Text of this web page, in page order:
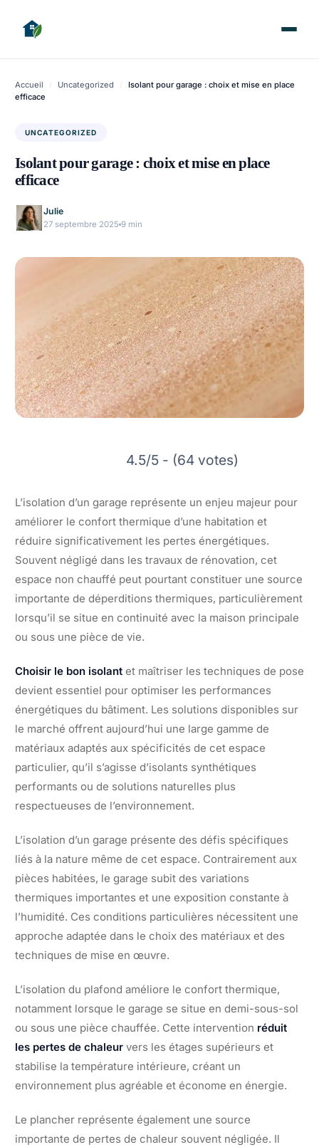
Accueil / Uncategorized /
Isolant pour garage : choix et mise en place
efficace
UNCATEGORIZED
Isolant pour garage : choix et mise en place
efficace
Julie
27 septembre 2025 9 min
4.5/5 - (64 votes)
L’isolation d’un garage représente un enjeu majeur pour
améliorer le confort thermique d’une habitation et
réduire significativement les pertes énergétiques.
Souvent négligé dans les travaux de rénovation, cet
espace non chauffé peut pourtant constituer une source
importante de déperditions thermiques, particulièrement
lorsqu’il se situe en continuité avec la maison principale
ou sous une pièce de vie.
Choisir le bon isolant et maîtriser les techniques de pose
devient essentiel pour optimiser les performances
énergétiques du bâtiment. Les solutions disponibles sur
le marché offrent aujourd’hui une large gamme de
matériaux adaptés aux spécificités de cet espace
particulier, qu’il s’agisse d’isolants synthétiques
performants ou de solutions naturelles plus
respectueuses de l’environnement.
L’isolation d’un garage présente des défis spécifiques
liés à la nature même de cet espace. Contrairement aux
pièces habitées, le garage subit des variations
thermiques importantes et une exposition constante à
l’humidité. Ces conditions particulières nécessitent une
approche adaptée dans le choix des matériaux et des
techniques de mise en œuvre.
L’isolation du plafond améliore le confort thermique,
notamment lorsque le garage se situe en demi-sous-sol
ou sous une pièce chauffée. Cette intervention réduit
les pertes de chaleur vers les étages supérieurs et
stabilise la température intérieure, créant un
environnement plus agréable et économe en énergie.
Le plancher représente également une source
importante de pertes de chaleur souvent négligée. Il